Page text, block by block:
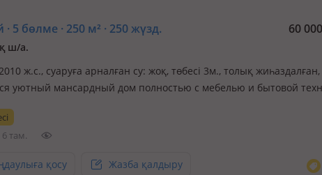
5 бөлме · 250 м² · 250 жүзд. 60
ш/а.
ж.с., суаруға арналған су: жоқ, төбесі 3м., толық жиһаздалған,
уютный мансардный дом полностью с мебелью и бытовой
зал, малый зал, 1 санузел, большой гостевой холл и
6 там.
қосу Жазба қалдыру